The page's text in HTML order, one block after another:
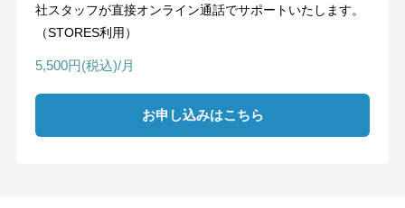
社スタッフが直接オンライン通話でサポートいたします。
（STORES利用）
5,500円(税込)/月
お申し込みはこちら